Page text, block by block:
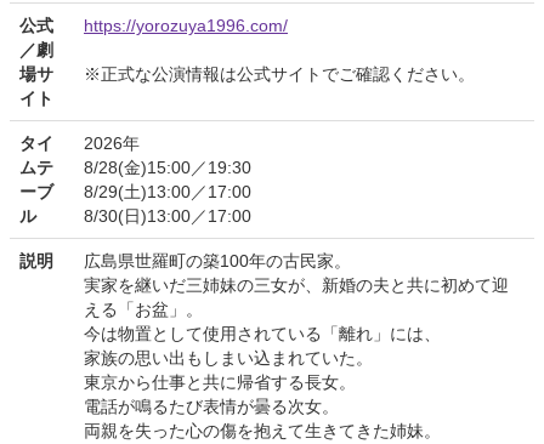
公式
／劇
場サ
イト
https://yorozuya1996.com/
※正式な公演情報は公式サイトでご確認ください。
タイ
ムテ
ーブ
ル
2026年
8/28(金)15:00／19:30
8/29(土)13:00／17:00
8/30(日)13:00／17:00
説明
広島県世羅町の築100年の古民家。
実家を継いだ三姉妹の三女が、新婚の夫と共に初めて迎
える「お盆」。
今は物置として使用されている「離れ」には、
家族の思い出もしまい込まれていた。
東京から仕事と共に帰省する長女。
電話が鳴るたび表情が曇る次女。
両親を失った心の傷を抱えて生きてきた姉妹。